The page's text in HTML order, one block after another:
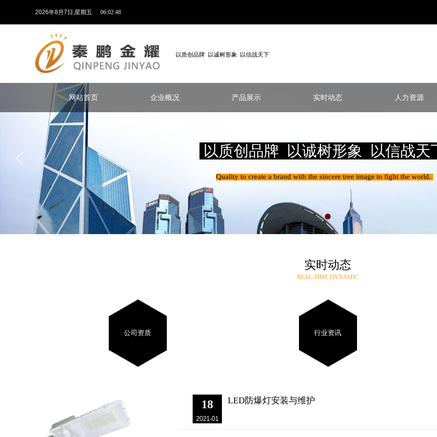
2026年8月 7 日 ,星期五 06:02:48
以质创品牌 以诚树形象 以信战天下
网站首页 企业概况 产品展示 实时动态 人力资源
以质创品牌 以诚树形象 以信战
Quality to create a brand with the sincere tree image to fight the world.
实时动态
REAL-TIME DYNAMIC
公司资质 行业资讯
18
2021-01
LED防爆灯安装与维护